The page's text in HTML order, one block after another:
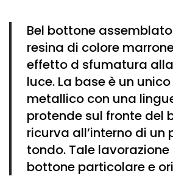
Quadri Mezzo Punto (92)
Canovacci Completi di Filati e Ago
Sciarpe (8)
Set di Bottoni Vintage (77)
Swarovski (2)
Vintage (165)
Bel bottone
resina di colore
effetto d sfumatura
luce. La base è un
metallico con una
protende sul fronte del
ricurva all’interno di un
tondo. Tale
bottone particolare e